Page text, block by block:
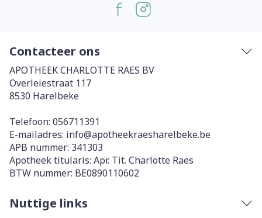
Contacteer ons
APOTHEEK CHARLOTTE RAES BV
Overleiestraat 117
8530 Harelbeke
Telefoon: 056711391
E-mailadres: info@apotheekraesharelbeke.be
APB nummer: 341303
Apotheek titularis: Apr. Tit. Charlotte Raes
BTW nummer: BE0890110602
Nuttige links